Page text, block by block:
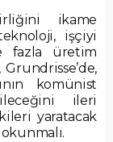
ikame
işçiyi
fazla üretim
komünist
ileri
yaratacak